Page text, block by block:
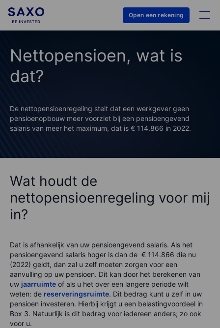
Open een rekening
Nettopensioen, wat is
dat?
De nettopensioenregeling stelt dat een werkgever geen
pensioenopbouw meer voorziet bij een pensioengevend
salaris van meer het maximum, dat is € 114.866 in 2022.
Wat houdt de
nettopensioenregeling voor mij
in?
Dat is afhankelijk van uw pensioengevend salaris. Als het
pensioengevend salaris hoger is dan de € 114.866 die nu
(2022) geldt, dan zal u zelf moeten zorgen voor een
aanvulling op uw pensioen. Dit kan door het berekenen van
uw jaarruimte of als u het over een langere periode wilt
weten: de reserveringsruimte. Dit bedrag kunt u zelf in uw
pensioen investeren. Hierbij krijgt u een belastingvoordeel in
Box 3. Natuurlijk is dit bedrag voor iedereen anders; zo ook
voor u.